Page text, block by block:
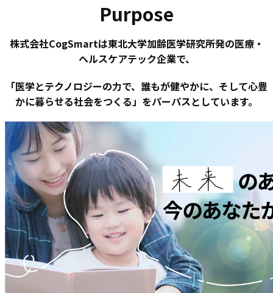
Purpose
株式会社CogSmartは東北⼤学加齢医学研究所発の医療・
ヘルスケアテック企業で、
「医学とテクノロジーの力で、誰もが健やかに、そして心豊
かに暮らせる社会をつくる」をパーパスとしています。